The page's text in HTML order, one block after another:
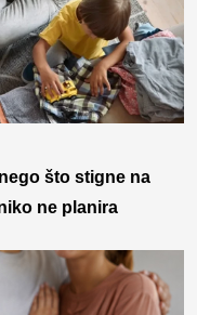
što stigne na
ne planira